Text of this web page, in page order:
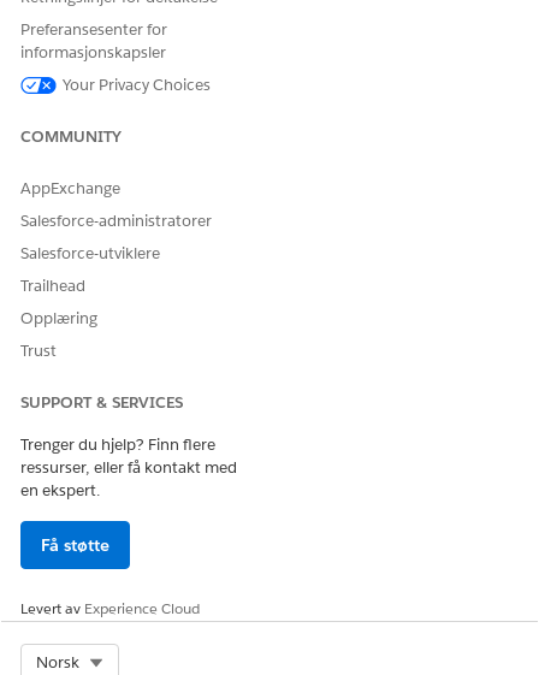
Preferansesenter for
informasjonskapsler
Your Privacy Choices
COMMUNITY
AppExchange
Salesforce-administratorer
Salesforce-utviklere
Trailhead
Opplæring
Trust
SUPPORT & SERVICES
Trenger du hjelp? Finn flere
ressurser, eller få kontakt med
en ekspert.
Få støtte
Levert av Experience Cloud
Norsk